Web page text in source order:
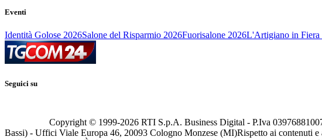
Eventi
Identità Golose 2026Salone del Risparmio 2026Fuorisalone 2026L'Artigiano in Fiera
Seguici su
Copyright © 1999-2026 RTI S.p.A. Business Digital - P.Iva
Bassi) - Uffici Viale Europa 46, 20093 Cologno Monzese (MI)Rispetto ai contenuti